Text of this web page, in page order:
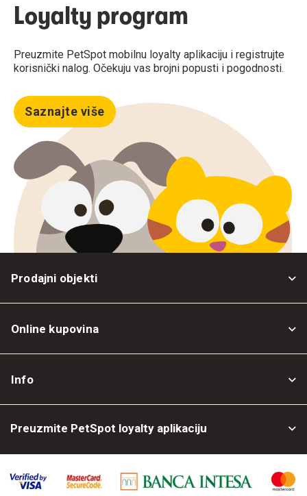
Loyalty program
Preuzmite PetSpot mobilnu loyalty aplikaciju i registrujte
korisnički nalog. Očekuju vas brojni popusti i pogodnosti.
Saznajte više
Prodajni objekti
Online kupovina
Info
Preuzmite PetSpot loyalty aplikaciju